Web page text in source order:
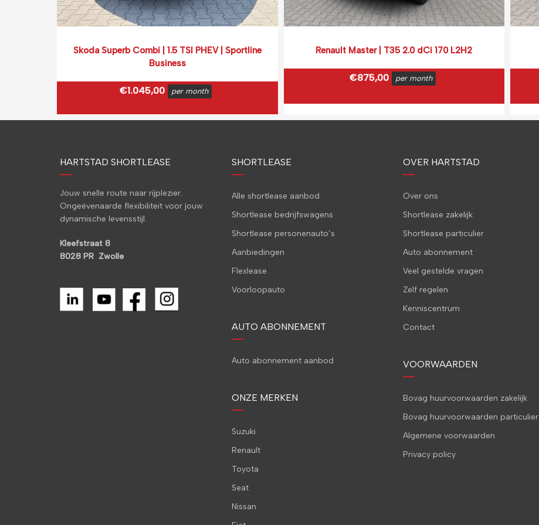
Skoda Superb Combi | 1.5 TSI PHEV | Sportline
Business
€1.045,00 per month
Prijs op basis van 2000 km per month.
Renault Master | T35 2.0 dCi 170 L2H2
€875,00 per month
€1.058,75incl. BTW
HARTSTAD SHORTLEASE
Jouw snelle route naar rijplezier.
Ongeëvenaarde flexibiliteit voor jouw
dynamische levensstijl.
Kleefstraat 8
8028 PR Zwolle
SHORTLEASE
Alle shortlease aanbod
Shortlease bedrijfswagens
Shortlease personenauto’s
Aanbiedingen
Flexlease
Voorloopauto
AUTO ABONNEMENT
Auto abonnement aanbod
ONZE MERKEN
Suzuki
Renault
Toyota
Seat
Nissan
OVER HARTSTAD
Over ons
Shortlease zakelijk
Shortlease particulier
Auto abonnement
Veel gestelde vragen
Zelf regelen
Kenniscentrum
Contact
VOORWAARDEN
Bovag huurvoorwaarden zakelijk
Bovag huurvoorwaarden particulier
Algemene voorwaarden
Privacy policy